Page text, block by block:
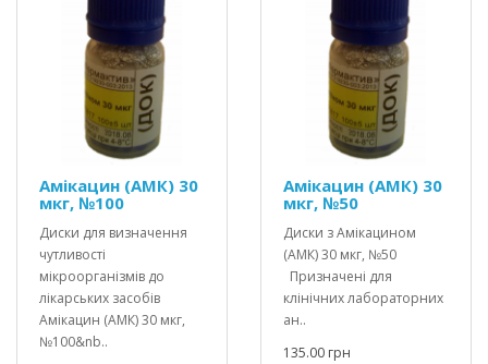
Амікацин (АМК) 30
мкг, №100
Диски для визначення
чутливості
мікроорганізмів до
лікарських засобів
Амікацин (АМК) 30 мкг,
№100&nb..
Амікацин (АМК) 30
мкг, №50
Диски з Амікацином
(АМК) 30 мкг, №50
Призначені для
клінічних лабораторних
ан..
135.00 грн